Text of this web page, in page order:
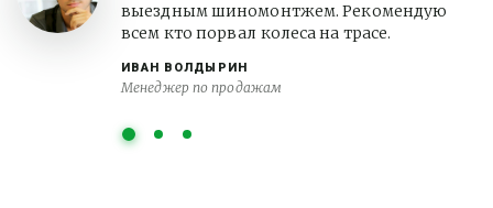
ИВАН ВОЛДЫРИН
Менеджер по продажам
выездным шиномонтжем. Рекомендую
всем кто порвал колеса на трасе.